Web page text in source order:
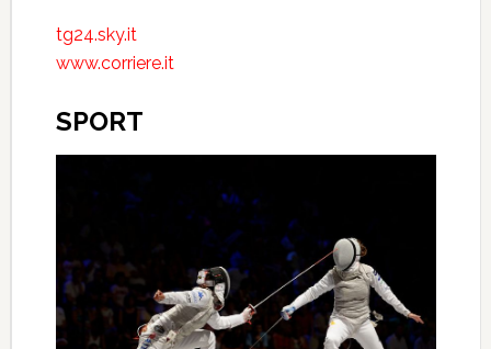
tg24.sky.it
www.corriere.it
SPORT